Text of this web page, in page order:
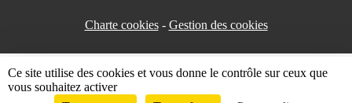
Charte cookies Gestion des cookies
Ce site utilise des cookies et vous donne le contrôle sur ceux que
vous souhaitez activer